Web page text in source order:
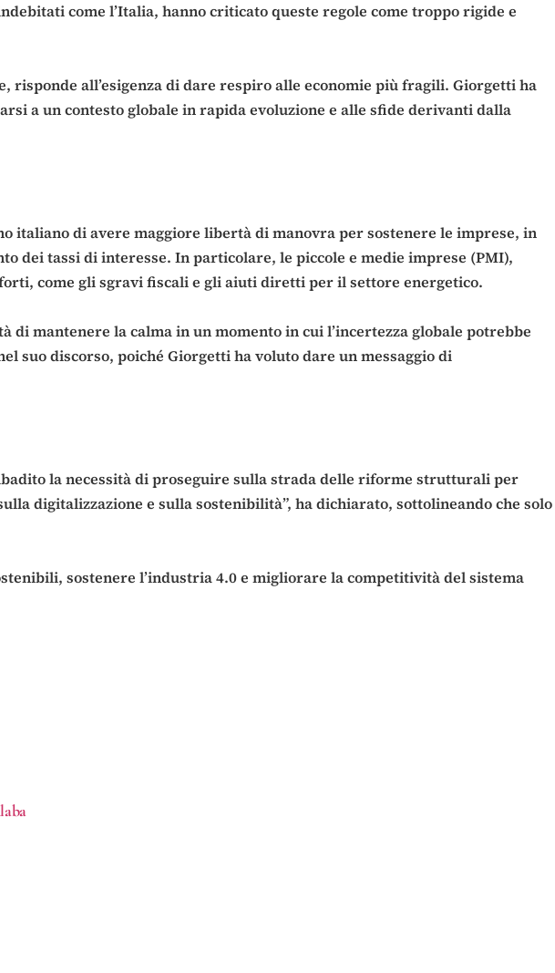
come l’Italia, hanno criticato queste regole come troppo rigide e
risponde all’esigenza di dare respiro alle economie più fragili. Giorgetti ha
a un contesto globale in rapida evoluzione e alle sfide derivanti dalla
italiano di avere maggiore libertà di manovra per sostenere le imprese, in
dei tassi di interesse. In particolare, le piccole e medie imprese (PMI),
come gli sgravi fiscali e gli aiuti diretti per il settore energetico.
mantenere la calma in un momento in cui l’incertezza globale potrebbe
suo discorso, poiché Giorgetti ha voluto dare un messaggio di
la necessità di proseguire sulla strada delle riforme strutturali per
digitalizzazione e sulla sostenibilità”, ha dichiarato, sottolineando che solo
sostenere l’industria 4.0 e migliorare la competitività del sistema